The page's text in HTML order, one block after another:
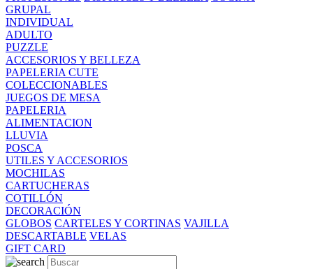
GRUPAL
INDIVIDUAL
ADULTO
PUZZLE
ACCESORIOS Y BELLEZA
PAPELERIA CUTE
COLECCIONABLES
JUEGOS DE MESA
PAPELERIA
ALIMENTACION
LLUVIA
POSCA
UTILES Y ACCESORIOS
MOCHILAS
CARTUCHERAS
COTILLÓN
DECORACIÓN
GLOBOS CARTELES Y CORTINAS VAJILLA
DESCARTABLE VELAS
GIFT CARD